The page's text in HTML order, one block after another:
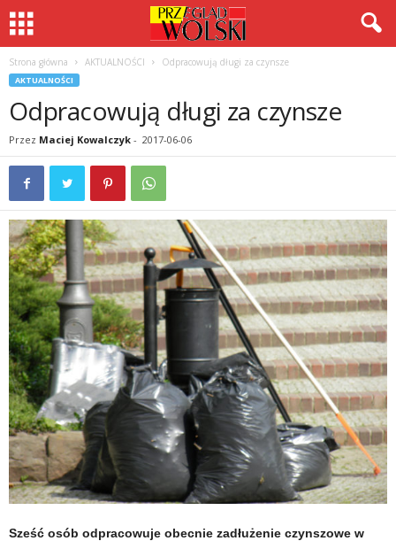
Strona główna AKTUALNOŚCI Odpracowują długi za czynsze
AKTUALNOŚCI
Odpracowują długi za czynsze
Przez Maciej Kowalczyk - 2017-06-06
Sześć osób odpracowuje obecnie zadłużenie czynszowe w